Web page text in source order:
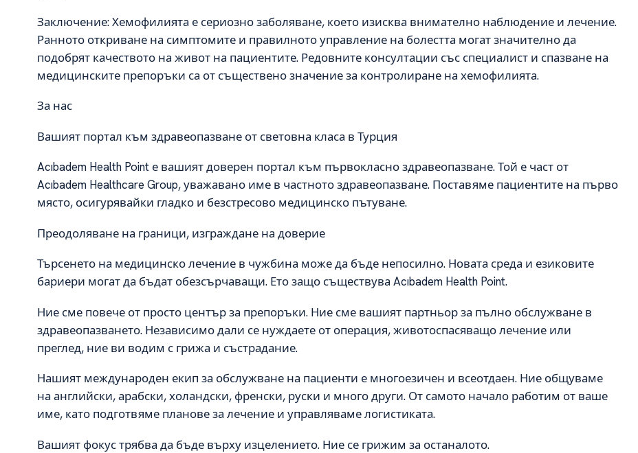
Заключение: Хемофилията е сериозно заболяване, което изисква внимателно наблюдение и лечение.
Ранното откриване на симптомите и правилното управление на болестта могат значително да
подобрят качеството на живот на пациентите. Редовните консултации със специалист и спазване на
медицинските препоръки са от съществено значение за контролиране на хемофилията.
За нас
Вашият портал към здравеопазване от световна класа в Турция
Acıbadem Health Point е вашият доверен портал към първокласно здравеопазване. Той е част от
Acıbadem Healthcare Group, уважавано име в частното здравеопазване. Поставяме пациентите на първо
място, осигурявайки гладко и безстресово медицинско пътуване.
Преодоляване на граници, изграждане на доверие
Търсенето на медицинско лечение в чужбина може да бъде непосилно. Новата среда и езиковите
бариери могат да бъдат обезсърчаващи. Ето защо съществува Acıbadem Health Point.
Ние сме повече от просто център за препоръки. Ние сме вашият партньор за пълно обслужване в
здравеопазването. Независимо дали се нуждаете от операция, животоспасяващо лечение или
преглед, ние ви водим с грижа и състрадание.
Нашият международен екип за обслужване на пациенти е многоезичен и всеотдаен. Ние общуваме
на английски, арабски, холандски, френски, руски и много други. От самото начало работим от ваше
име, като подготвяме планове за лечение и управляваме логистиката.
Вашият фокус трябва да бъде върху изцелението. Ние се грижим за останалото.